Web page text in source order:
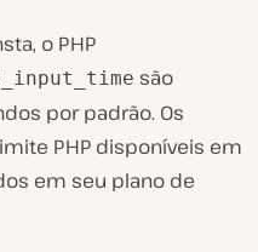
o PHP
são
por padrão. Os
PHP disponíveis em
em seu plano de